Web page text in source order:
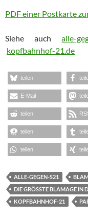
PDF einer Postkarte
Siehe auchalle-
kopfbahnhof-21.de
teilen
E-Mail
teilen
teilen
teilen
ALLE-GEGEN-S21
DIE GRÖSSTE BLAMAGE IN
KOPFBAHNHOF-21